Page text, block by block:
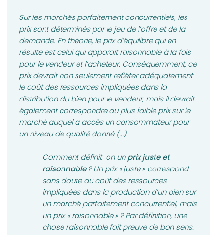
Sur les marchés parfaitement concurrentiels, les
prix sont déterminés par le jeu de l’offre et de la
demande. En théorie, le prix d’équilibre qui en
résulte est celui qui apparaît raisonnable à la fois
pour le vendeur et l’acheteur. Conséquemment, ce
prix devrait non seulement refléter adéquatement
le coût des ressources impliquées dans la
distribution du bien pour le vendeur, mais il devrait
également correspondre au plus faible prix sur le
marché auquel a accès un consommateur pour
un niveau de qualité donné (...)
Comment définit-on unprix juste et
raisonnable? Un prix « juste » correspond
sans doute au coût des ressources
impliquées dans la production d’un bien sur
un marché parfaitement concurrentiel, mais
un prix « raisonnable » ? Par définition, une
chose raisonnable fait preuve de bon sens.